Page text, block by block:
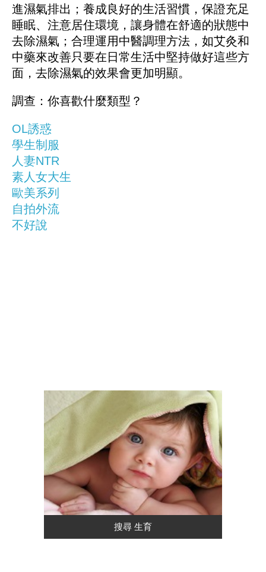
進濕氣排出；養成良好的生活習慣，保證充足
睡眠、注意居住環境，讓身體在舒適的狀態中
去除濕氣；合理運用中醫調理方法，如艾灸和
中藥來改善只要在日常生活中堅持做好這些方
面，去除濕氣的效果會更加明顯。
調查：你喜歡什麼類型？
OL誘惑
學生制服
人妻NTR
素人女大生
歐美系列
自拍外流
不好說